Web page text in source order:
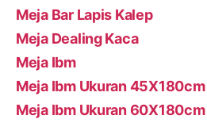
Meja Bar Lapis Kalep
Meja Dealing Kaca
Meja Ibm
Meja Ibm Ukuran 45X180cm
Meja Ibm Ukuran 60X180cm